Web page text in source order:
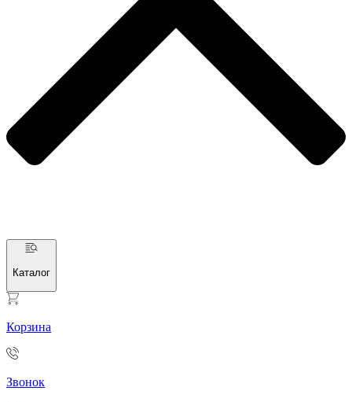
Каталог
Корзина
Звонок